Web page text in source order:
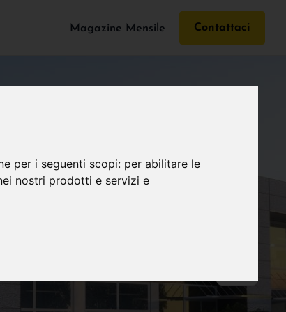
per i seguenti scopi: per abilitare le
nostri prodotti e servizi e
Magazine Mensile Contattaci